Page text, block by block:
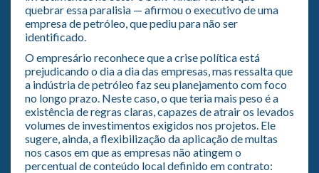
quebrar essa paralisia — afirmou o executivo de uma
empresa de petróleo, que pediu para não ser
identificado.
O empresário reconhece que a crise política está
prejudicando o dia a dia das empresas, mas ressalta que
a indústria de petróleo faz seu planejamento com foco
no longo prazo. Neste caso, o que teria mais peso é a
existência de regras claras, capazes de atrair os levados
volumes de investimentos exigidos nos projetos. Ele
sugere, ainda, a flexibilização da aplicação de multas
nos casos em que as empresas não atingem o
percentual de conteúdo local definido em contrato: